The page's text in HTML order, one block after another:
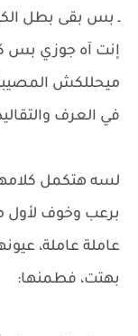
ـ بس بقى بطل
إنت آه جوزي بس
ميحللكش
في العرف
لسه هتكمل
برعب وخوف لأول
عاملة عاملة،
بهتت، فطمنها: